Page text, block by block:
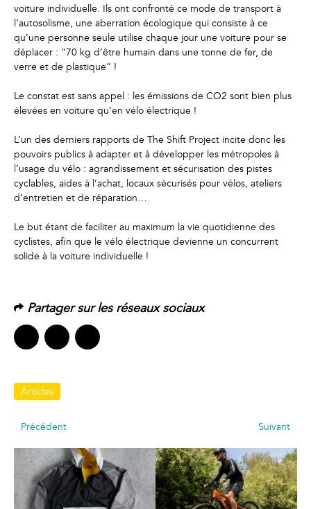
voiture individuelle. Ils ont confronté ce mode de transport à
l’autosolisme, une aberration écologique qui consiste à ce
qu’une personne seule utilise chaque jour une voiture pour se
déplacer : “70 kg d’être humain dans une tonne de fer, de
verre et de plastique” !
Le constat est sans appel : les émissions de CO2 sont bien plus
élevées en voiture qu’en vélo électrique !
L’un des derniers rapports de The Shift Project incite donc les
pouvoirs publics à adapter et à développer les métropoles à
l’usage du vélo : agrandissement et sécurisation des pistes
cyclables, aides à l’achat, locaux sécurisés pour vélos, ateliers
d’entretien et de réparation…
Le but étant de faciliter au maximum la vie quotidienne des
cyclistes, afin que le vélo électrique devienne un concurrent
solide à la voiture individuelle !
Partager sur les réseaux sociaux
Articles
Navigation
de
l’article
PrécédentArticle
Suivant